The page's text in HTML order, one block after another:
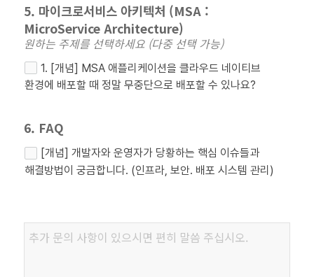
5. 마이크로서비스 아키텍처 (MSA :
MicroService Architecture)
원하는 주제를 선택하세요 (다중 선택 가능)
1. [개념] MSA 애플리케이션을 클라우드 네이티브
환경에 배포할 때 정말 무중단으로 배포할 수 있나요?
6. FAQ
[개념] 개발자와 운영자가 당황하는 핵심 이슈들과
해결방법이 궁금합니다. (인프라, 보안. 배포 시스템 관리)